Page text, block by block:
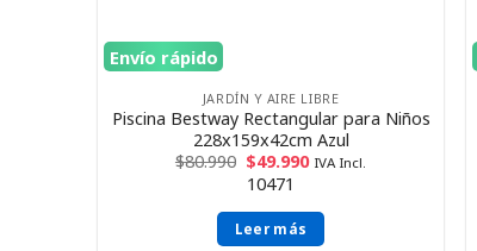
Envío rápido
JARDÍN Y AIRE LIBRE
Piscina Bestway Rectangular para Niños
228x159x42cm Azul
$80.990 $49.990 IVA Incl.
10471
Leer más